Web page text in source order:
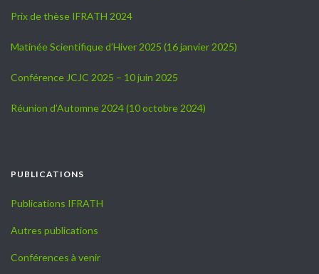
Prix de thèse IFRATH 2024
Matinée Scientifique d’Hiver 2025 (16 janvier 2025)
Conférence JCJC 2025 – 10 juin 2025
Réunion d’Automne 2024 (10 octobre 2024)
PUBLICATIONS
Publications IFRATH
Autres publications
Conférences à venir